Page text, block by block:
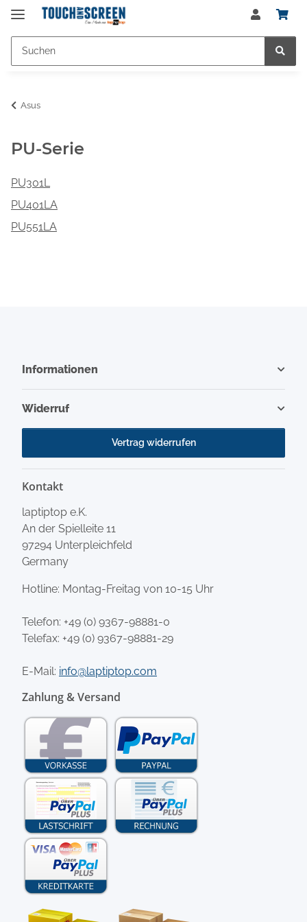
Asus
PU-Serie
PU301L
PU401LA
PU551LA
Informationen
Widerruf
Vertrag widerrufen
Kontakt
laptiptop e.K.
An der Spielleite 11
97294 Unterpleichfeld
Germany
Hotline: Montag-Freitag von 10-15 Uhr
Telefon: +49 (0) 9367-98881-0
Telefax: +49 (0) 9367-98881-29
E-Mail: info@laptiptop.com
Zahlung & Versand